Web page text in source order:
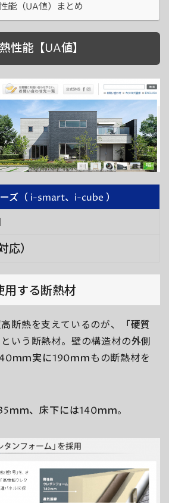
能（UA値）まとめ
性能【UA値】
ズ（ i-smart、i-cube ）
）
用する断熱材
断熱を支えているのが、
「硬質
という断熱材。壁の構造材の外側
ｍｍ実に190ｍｍもの断熱材を
ｍｍ、床下には140ｍｍ。